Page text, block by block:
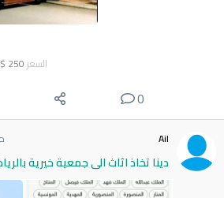
السعر 250
$
0
Ail
دينا تخاذ اثاث الى جمعية خيرية بالرياض حي